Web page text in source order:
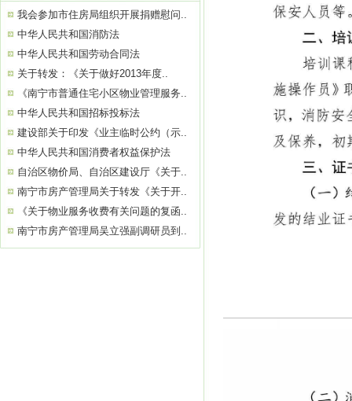
我会参加市住房局组织开展捐赠慰问..
中华人民共和国消防法
中华人民共和国劳动合同法
关于转发：《关于做好2013年度..
《南宁市普通住宅小区物业管理服务..
中华人民共和国招标投标法
建设部关于印发《业主临时公约（示..
中华人民共和国消费者权益保护法
自治区物价局、自治区建设厅《关于..
南宁市房产管理局关于转发《关于开..
《关于物业服务收费有关问题的复函..
南宁市房产管理局吴立强副调研员到..